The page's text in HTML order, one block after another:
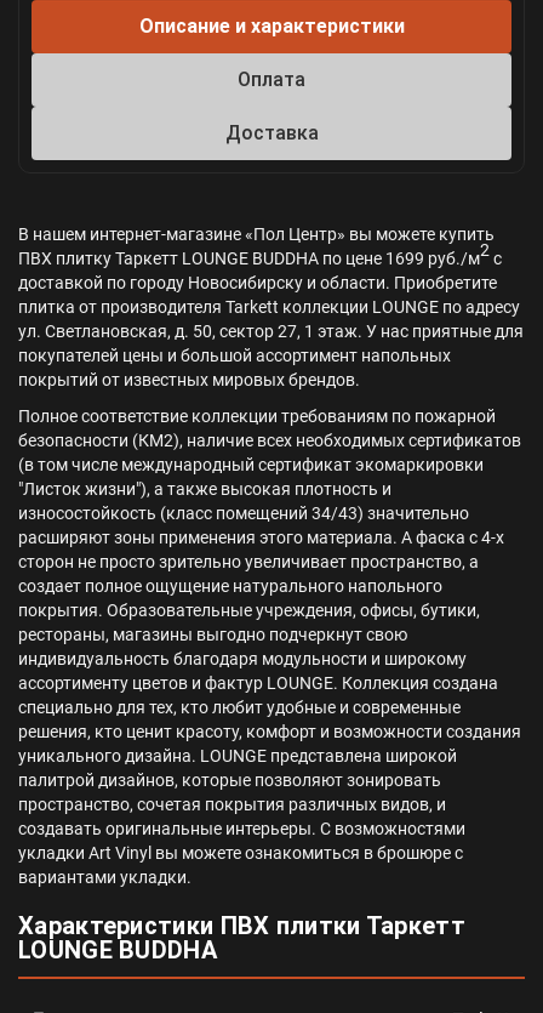
Описание и характеристики
Оплата
Доставка
В нашем интернет-магазине «Пол Центр» вы можете купить
ПВХ плитку Таркетт LOUNGE BUDDHA по цене 1699 руб./м2с
доставкой по городу Новосибирску и области. Приобретите
плитка от производителя Tarkett коллекции LOUNGE по адресу
ул. Светлановская, д. 50, сектор 27, 1 этаж. У нас приятные для
покупателей цены и большой ассортимент напольных
покрытий от известных мировых брендов.
Полное соответствие коллекции требованиям по пожарной
безопасности (КМ2), наличие всех необходимых сертификатов
(в том числе международный сертификат экомаркировки
"Листок жизни"), а также высокая плотность и
износостойкость (класс помещений 34/43) значительно
расширяют зоны применения этого материала. А фаска с 4-х
сторон не просто зрительно увеличивает пространство, а
создает полное ощущение натурального напольного
покрытия. Образовательные учреждения, офисы, бутики,
рестораны, магазины выгодно подчеркнут свою
индивидуальность благодаря модульности и широкому
ассортименту цветов и фактур LOUNGE. Коллекция создана
специально для тех, кто любит удобные и современные
решения, кто ценит красоту, комфорт и возможности создания
уникального дизайна. LOUNGE представлена широкой
палитрой дизайнов, которые позволяют зонировать
пространство, сочетая покрытия различных видов, и
создавать оригинальные интерьеры. С возможностями
укладки Art Vinyl вы можете ознакомиться в брошюре с
вариантами укладки.
Характеристики ПВХ плитки Таркетт
LOUNGE BUDDHA